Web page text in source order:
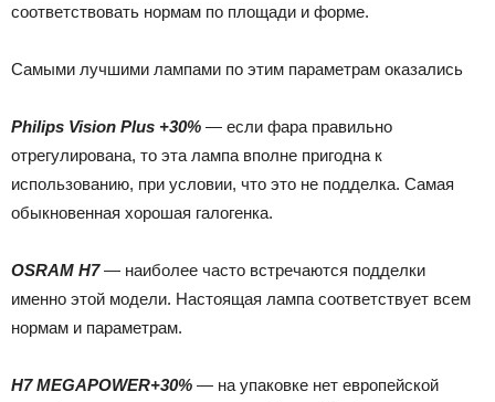
соответствовать нормам по площади и форме.
Самыми лучшими лампами по этим параметрам оказались
Philips Vision Plus +30% — если фара правильно
отрегулирована, то эта лампа вполне пригодна к
использованию, при условии, что это не подделка. Самая
обыкновенная хорошая галогенка.
OSRAM Н7— наиболее часто встречаются подделки
именно этой модели. Настоящая лампа соответствует всем
нормам и параметрам.
H7 MEGAPOWER+30% — на упаковке нет европейской